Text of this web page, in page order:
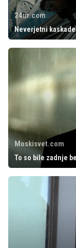
24ur.com
Neverjetni
Moskisvet.com
To so bile zadnje